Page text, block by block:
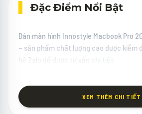
Đặc Điểm Nổi Bật
Dán màn hình Innostyle Macbook Pro
– sản phẩm chất lượng cao được kiểm
hệ Zalo để được tư vấn chi tiết.
XEM THÊM CHI TIẾT